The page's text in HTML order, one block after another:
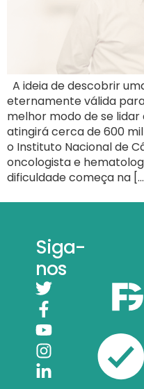
A ideia de descobrir
eternamente válida
melhor modo de se lidar
atingirá cerca de 600
o Instituto Nacional de
oncologista e
dificuldade começa na
Siga-
nos